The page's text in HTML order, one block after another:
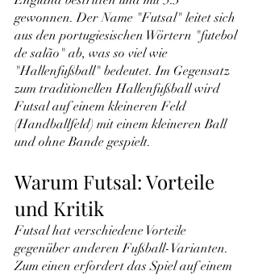
gewonnen. Der Name "Futsal" leitet sich
aus den portugiesischen Wörtern "futebol
de salão" ab, was so viel wie
"Hallenfußball" bedeutet. Im Gegensatz
zum traditionellen Hallenfußball wird
Futsal auf einem kleineren Feld
(Handballfeld) mit einem kleineren Ball
und ohne Bande gespielt.
Warum Futsal: Vorteile
und Kritik
Futsal hat verschiedene Vorteile
gegenüber anderen Fußball-Varianten.
Zum einen erfordert das Spiel auf einem